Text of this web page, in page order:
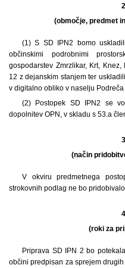
(območje, predmet
(1) S SD IPN2 bomo
občinskimi podrobnimi
gospodarstev Zmrzlikar, Krt,
12 z dejanskim stanjem ter
v digitalno obliko v naselju
(2) Postopek SD IPN2 se
dopolnitev OPN, v skladu s 53.a
(način
V okviru predmetnega
strokovnih podlag ne bo
(roki za
Priprava SD IPN 2 bo
občini predpisan za sprejem